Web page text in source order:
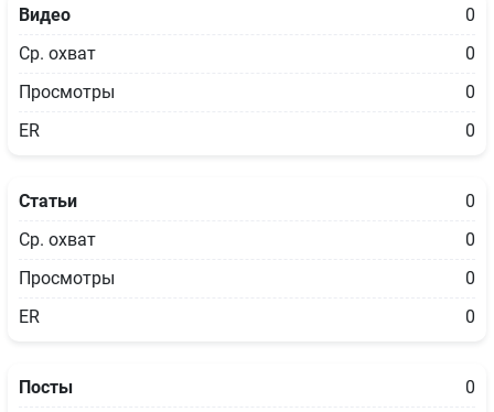
Видео
0
Ср. охват
0
Просмотры
0
ER
0
Статьи
0
Ср. охват
0
Просмотры
0
ER
0
Посты 0